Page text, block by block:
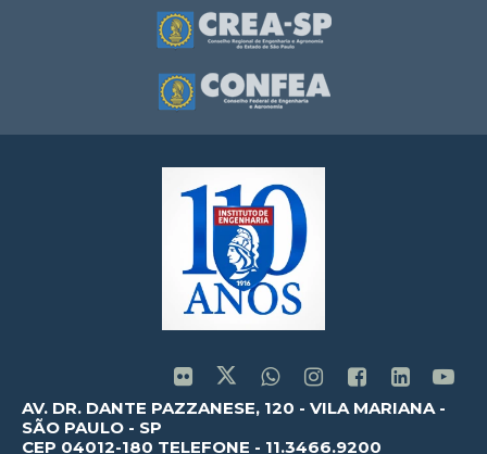
AV. DR. DANTE PAZZANESE, 120 - VILA MARIANA -
SÃO PAULO - SP
CEP 04012-180 TELEFONE - 11.3466.9200